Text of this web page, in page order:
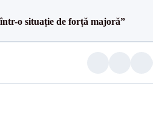
o situație de forță majoră”